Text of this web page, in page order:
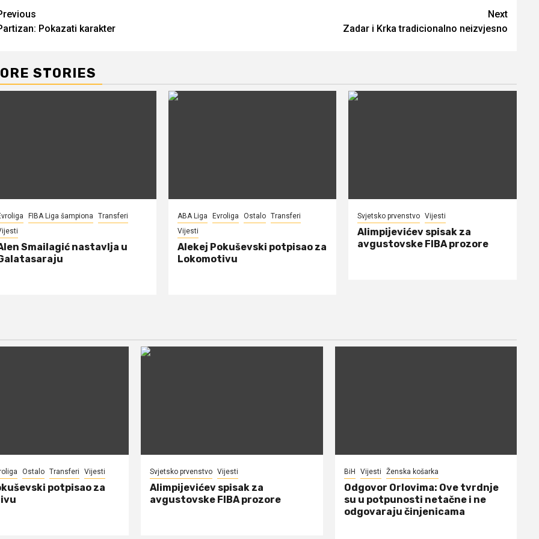
Pokazati karakter
Next
Zadar i Krka tradicionalno neizvjesno
STORIES
FIBA Liga šampiona
Transferi
Smailagić nastavlja u
ABA Liga Evroliga Ostalo Transferi
Vijesti
Alekej Pokuševski potpisao za
Lokomotivu
Svjetsko prvenstvo Vijesti
Alimpijevićev spisak za
avgustovske FIBA prozore
Ostalo Transferi Vijesti
potpisao za
Svjetsko prvenstvo Vijesti
Alimpijevićev spisak za
avgustovske FIBA prozore
BiH Vijesti Ženska košarka
Odgovor Orlovima: ​Ove tvrdnje
su u potpunosti netačne i ne
odgovaraju činjenicama